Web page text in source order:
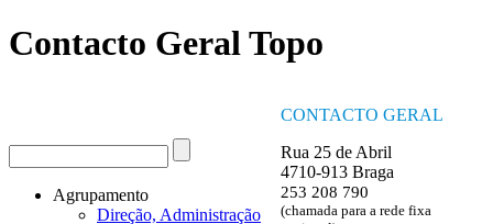
Contacto Geral Topo
CONTACTO GERAL
Rua 25 de Abril
4710-913 Braga
253 208 790
(chamada para a rede fixa
Formulário de procura
Procurar
Agrupamento
Direção, Administração